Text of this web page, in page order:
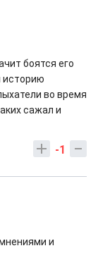
боятся его
историю
во время
сажал и
-1
и